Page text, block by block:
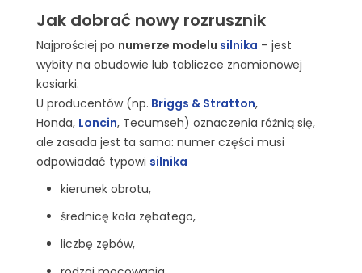
Jak dobrać nowy rozrusznik
Najprościej po numerze modelu silnika – jest
wybity na obudowie lub tabliczce znamionowej
kosiarki.
U producentów (np. Briggs & Stratton,
Honda, Loncin, Tecumseh) oznaczenia różnią się,
ale zasada jest ta sama: numer części musi
odpowiadać typowi silnika
kierunek obrotu,
średnicę koła zębatego,
liczbę zębów,